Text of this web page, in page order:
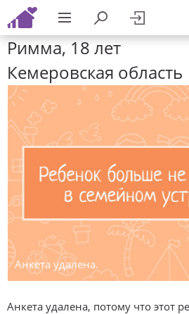
Римма, 18 лет
Кемеровская область
Анкета удалена.
Анкета удалена, потому что этот